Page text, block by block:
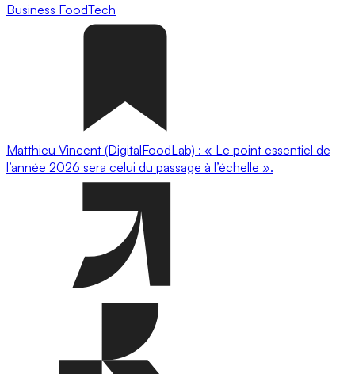
Business FoodTech
Matthieu Vincent (DigitalFoodLab) : « Le point essentiel de
l’année 2026 sera celui du passage à l’échelle ».